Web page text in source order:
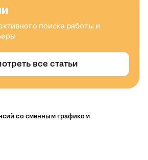
поиска работы и
все статьи
со сменным графиком